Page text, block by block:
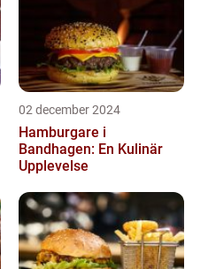
02 december 2024
Hamburgare i
Bandhagen: En Kulinär
Upplevelse